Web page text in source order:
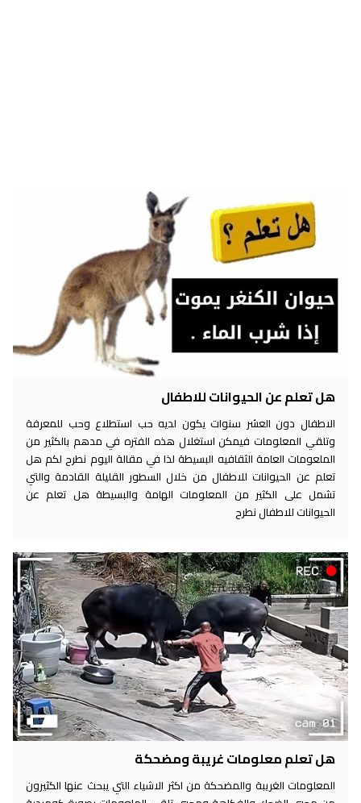
هل تعلم عن الحيوانات للاطفال
الاطفال دون العشر سنوات يكون لديه حب استطلاع وحب للمعرفة
وتلقي المعلومات فيمكن استغلال هذه الفتره في مدهم بالكثير من
الملعومات العامة الثقافيه البسيطة لذا في مقالة اليوم نطرح لكم هل
تعلم عن الحيوانات للاطفال من خلال السطور القليلة القادمة والتي
تشمل على الكثير من المعلومات الهامة والبسيطة هل تعلم عن
الحيوانات للاطفال نطرح
هل تعلم معلومات غريبة ومضحكة
المعلومات الغريبة والمضحكة من اكثر الاشياء التي يبحث عنها الكثيرون